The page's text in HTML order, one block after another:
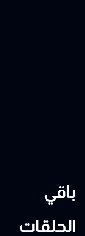
باقي
الحلقات